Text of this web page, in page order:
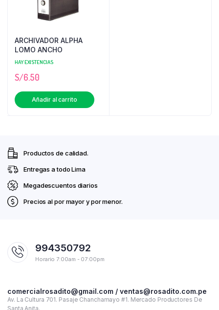
ARCHIVADOR ALPHA
LOMO ANCHO
HAY EXISTENCIAS
S/6.50
Añadir al carrito
Productos de calidad.
Entregas a todo Lima
Megadescuentos diarios
Precios al por mayor y por menor.
994350792
Horario 7:00am - 07:00pm
comercialrosadito@gmail.com / ventas@rosadito.com.pe
Av. La Cultura 701. Pasaje Chanchamayo #1. Mercado Productores De
Santa Anita.